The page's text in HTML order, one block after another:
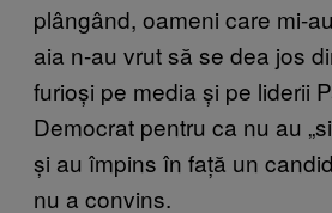
plângând, oameni care mi-
aia n-au vrut să se dea jos
furioși pe media și pe liderii
Democrat pentru ca nu au
și au împins în față un
nu a convins.